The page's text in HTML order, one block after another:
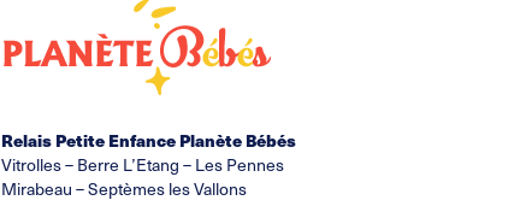
Relais Petite Enfance Planète Bébés
Vitrolles – Berre L’Etang – Les Pennes
Mirabeau – Septèmes les Vallons